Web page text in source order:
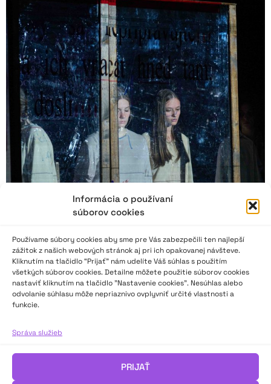
Informácia o používaní
súborov cookies
Používame súbory cookies aby sme pre Vás zabezpečili ten najlepší
zážitok z našich webových stránok aj pri ich opakovanej návšteve.
Kliknutím na tlačidlo “Prijať” nám udelíte Váš súhlas s použitím
všetkých súborov cookies. Detailne môžete použitie súborov cookies
nastaviť kliknutím na tlačidlo "Nastavenie cookies". Nesúhlas alebo
odvolanie súhlasu môže nepriaznivo ovplyvniť určité vlastnosti a
funkcie.
Správa služieb
PRIJAŤ
4. ročník Festivalu amatérskych divadiel zrkadlil
súčasné i historické spoločenské témy
„V závere sa organizátori aj porota zhodli, že išlo o doposiaľ
najsilnejší ročník, čo sa zrkadlilo v spracovaní tém, hereckých
výkonoch i profesionalite divadelných súborov, ktorých
záujem o vystúpenie na festivale z roka na rok rastie.“